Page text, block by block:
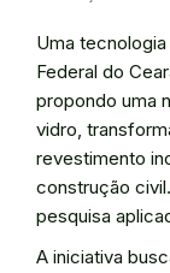
Uma
Federal do
propondo uma
vidro,
revestimento
construção
pesquisa
A iniciativa